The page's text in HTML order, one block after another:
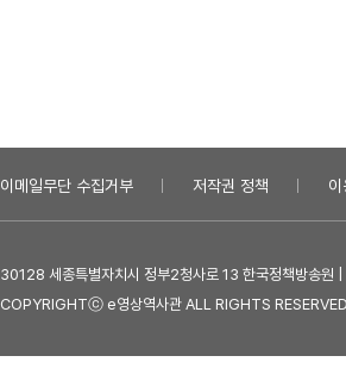
이메일무단 수집거부 저작권 정책 이
30128 세종특별자치시 정부2청사로 13 한국정책방송
COPYRIGHTⓒ e영상역사관 ALL RIGHTS RESERVED